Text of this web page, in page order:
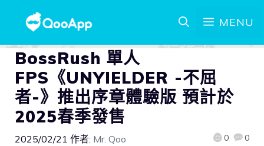
MENU
BossRush 單人
FPS《UNYIELDER -不屈
者-》推出序章體驗版 預計於
2025春季發售
2025/02/21 作者: Mr. Qoo 0 0